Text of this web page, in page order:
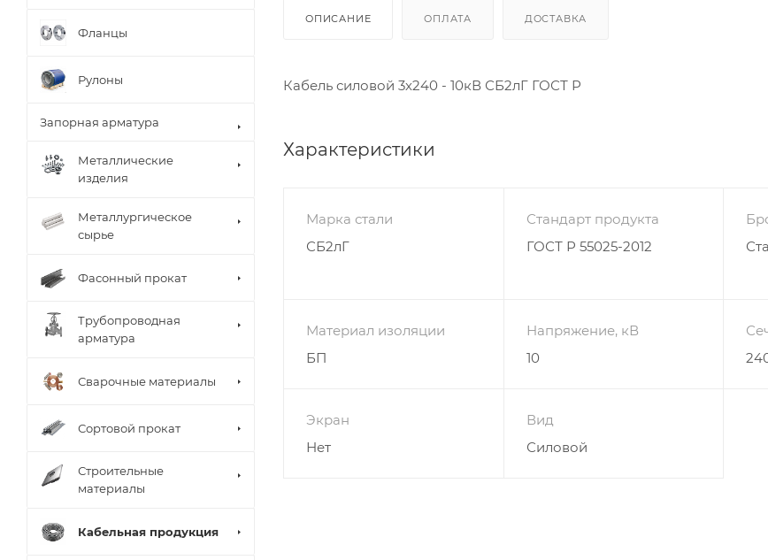
ОПИСАНИЕ ОПЛАТА ДОСТАВКА
Кабель силовой 3х240 - 10кВ СБ2лГ ГОСТ Р
Характеристики
Марка стали
СБ2лГ
Стандарт продукта
ГОСТ Р 55025-2012
Материал изоляции
БП
Напряжение, кВ
10
Экран
Нет
Вид
Силовой
Фланцы
Рулоны
Запорная арматура
Металлические
изделия
Металлургическое
сырье
Фасонный прокат
Трубопроводная
арматура
Сварочные материалы
Сортовой прокат
Строительные
материалы
Кабельная продукция